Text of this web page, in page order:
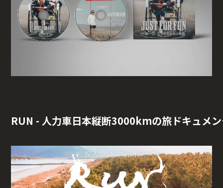
RUN - 人力車日本縦断3000kmの旅ドキュメ